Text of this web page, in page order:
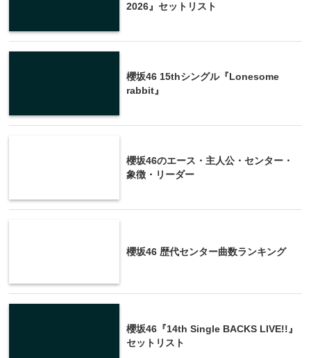
2026』セットリスト
櫻坂46 15thシングル『Lonesome
rabbit』
櫻坂46のエース・主人公・センター・
象徴・リーダー
櫻坂46 歴代センター曲数ランキング
櫻坂46『14th Single BACKS LIVE!!』
セットリスト